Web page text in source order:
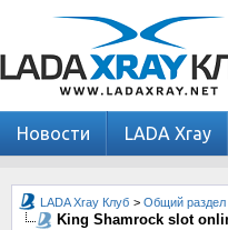
Новости LADA Xray
LADA Xray Клуб > Общий раздел
King Shamrock slot